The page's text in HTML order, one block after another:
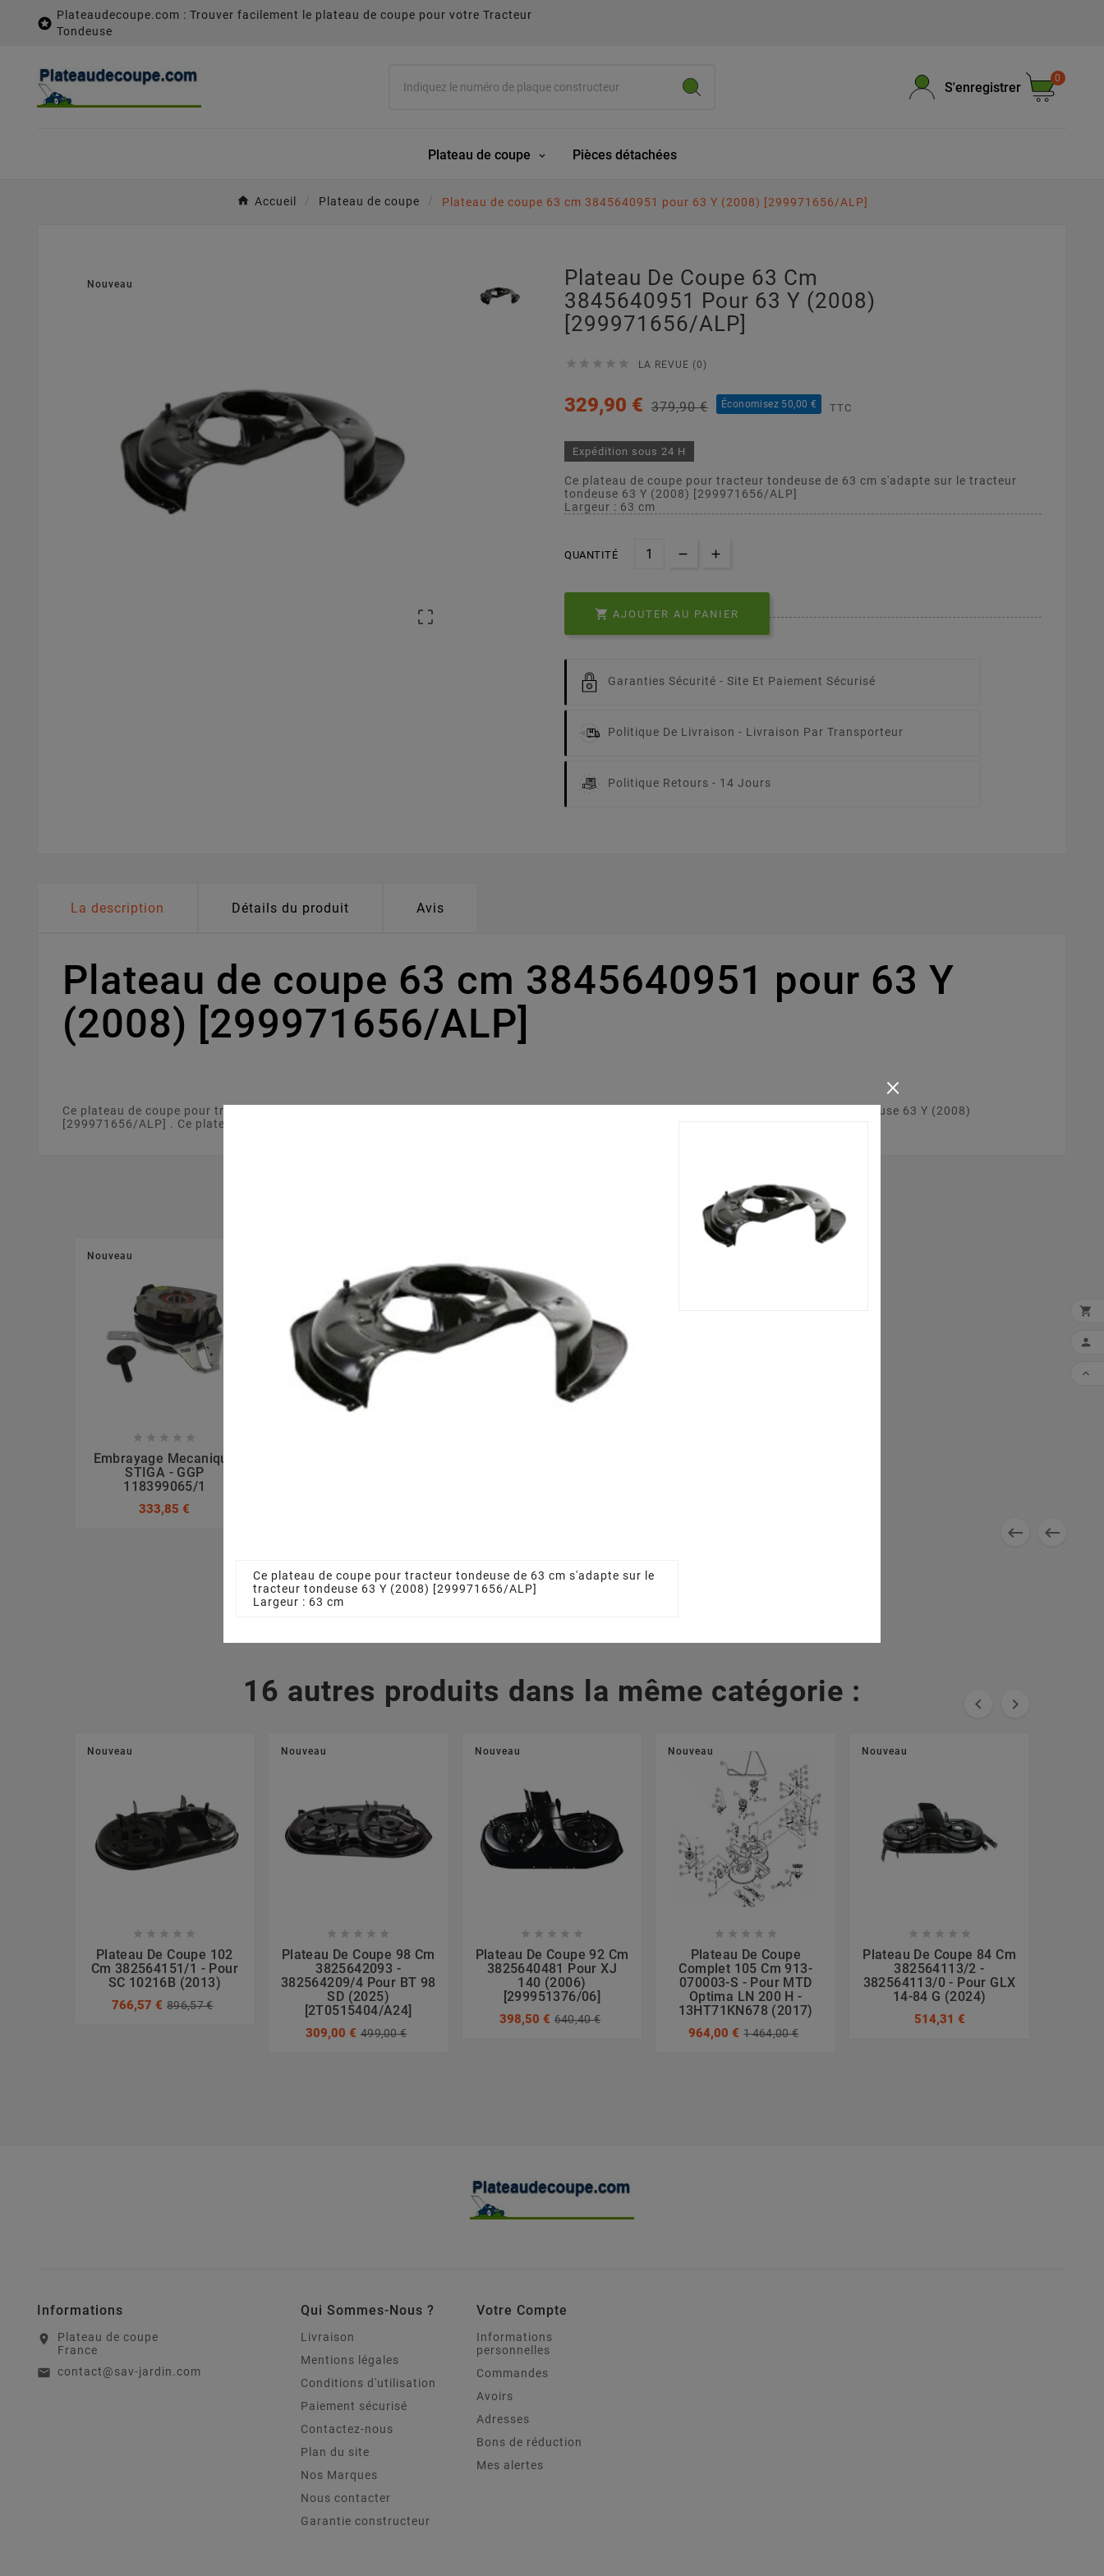

Plateaudecoupe.com : Trouver facilement le plateau de coupe pour votre Tracteur
Tondeuse
S'enregistrer
0
Plateau de coupe Pièces détachées
Accueil Plateau de coupe Plateau de coupe 63 cm 3845640951 pour 63 Y (2008) [299971656/ALP]
Nouveau

Plateau De Coupe 63 Cm
3845640951 Pour 63 Y (2008)
[299971656/ALP]
     LA REVUE (0)
329,90 € 379,90 € Économisez 50,00 € TTC
Expédition sous 24 H
Ce plateau de coupe pour tracteur tondeuse de 63 cm s'adapte sur le tracteur
tondeuse 63 Y (2008) [299971656/ALP]
Largeur : 63 cm
QUANTITÉ
 AJOUTER AU PANIER
Garanties Sécurité - Site Et Paiement Sécurisé
Politique De Livraison - Livraison Par Transporteur
Politique Retours - 14 Jours
La description Détails du produit Avis
Plateau de coupe 63 cm 3845640951 pour 63 Y
(2008) [299971656/ALP]
Ce plateau de coupe pour tracteur tondeuse de 63 cm s'adapte sur le tracteur tondeuse 63 Y (2008) [299971656/ALP] .Votre tracteur tondeuse 63 Y (2008)
[299971656/ALP] . Ce plateau de coupe est fabriqué à partir d'un matériau solide et résistant.
 
Nouveau
    
Embrayage Mecanique
STIGA - GGP
118399065/1
333,85 €
16 autres produits dans la même catégorie :  
Nouveau
    
Plateau De Coupe 102
Cm 382564151/1 - Pour
SC 10216B (2013)
766,57 € 896,57 €
Nouveau
    
Plateau De Coupe 98 Cm
3825642093 -
382564209/4 Pour BT 98
SD (2025)
[2T0515404/A24]
309,00 € 499,00 €
Nouveau
    
Plateau De Coupe 92 Cm
3825640481 Pour XJ
140 (2006)
[299951376/06]
398,50 € 640,40 €
Nouveau
    
Plateau De Coupe
Complet 105 Cm 913-
070003-S - Pour MTD
Optima LN 200 H -
13HT71KN678 (2017)
964,00 € 1 464,00 €
Nouveau
    
Plateau De Coupe 84 Cm
382564113/2 -
382564113/0 - Pour GLX
14-84 G (2024)
514,31 €
×
Ce plateau de coupe pour tracteur tondeuse de 63 cm s'adapte sur le
tracteur tondeuse 63 Y (2008) [299971656/ALP]
Largeur : 63 cm
Informations
location_on
Plateau de coupe
France
email contact@sav-jardin.com
Qui Sommes-Nous ?
Livraison
Mentions légales
Conditions d'utilisation
Paiement sécurisé
Contactez-nous
Plan du site
Nos Marques
Nous contacter
Garantie constructeur
Votre Compte
Informations
personnelles
Commandes
Avoirs
Adresses
Bons de réduction
Mes alertes


